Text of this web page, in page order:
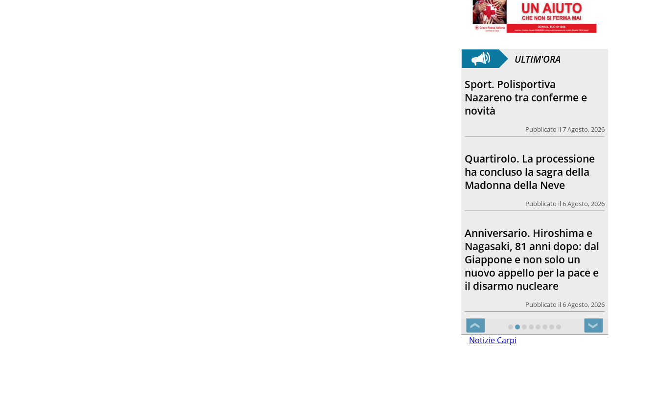
ULTIM'ORA
Sport. Polisportiva
Nazareno tra conferme e
novità
Pubblicato il 7 Agosto, 2026
Quartirolo. La processione
ha concluso la sagra della
Madonna della Neve
Pubblicato il 6 Agosto, 2026
Anniversario. Hiroshima e
Nagasaki, 81 anni dopo: dal
Giappone e non solo un
nuovo appello per la pace e
il disarmo nucleare
Pubblicato il 6 Agosto, 2026
❮ ❯
Notizie Carpi